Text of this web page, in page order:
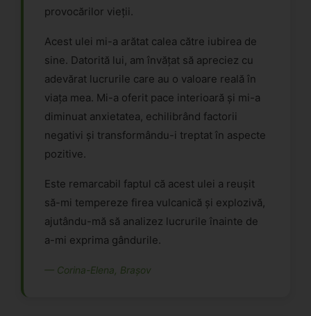
provocărilor vieții.
Acest ulei mi-a arătat calea către iubirea de
sine. Datorită lui, am învățat să apreciez cu
adevărat lucrurile care au o valoare reală în
viața mea. Mi-a oferit pace interioară și mi-a
diminuat anxietatea, echilibrând factorii
negativi și transformându-i treptat în aspecte
pozitive.
Este remarcabil faptul că acest ulei a reușit
să-mi tempereze firea vulcanică și explozivă,
ajutându-mă să analizez lucrurile înainte de
a-mi exprima gândurile.
— Corina-Elena, Brașov